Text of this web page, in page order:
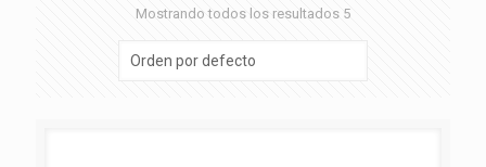
Mostrando todos los resultados 5